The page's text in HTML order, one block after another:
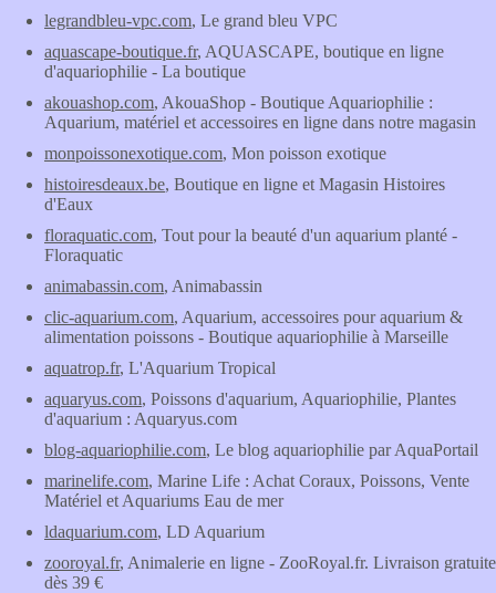
legrandbleu-vpc.com, Le grand bleu VPC
aquascape-boutique.fr, AQUASCAPE, boutique en ligne
d'aquariophilie - La boutique
akouashop.com, AkouaShop - Boutique Aquariophilie :
Aquarium, matériel et accessoires en ligne dans notre magasin
monpoissonexotique.com, Mon poisson exotique
histoiresdeaux.be, Boutique en ligne et Magasin Histoires
d'Eaux
floraquatic.com, Tout pour la beauté d'un aquarium planté -
Floraquatic
animabassin.com, Animabassin
clic-aquarium.com, Aquarium, accessoires pour aquarium &
alimentation poissons - Boutique aquariophilie à Marseille
aquatrop.fr, L'Aquarium Tropical
aquaryus.com, Poissons d'aquarium, Aquariophilie, Plantes
d'aquarium : Aquaryus.com
blog-aquariophilie.com, Le blog aquariophilie par AquaPortail
marinelife.com, Marine Life : Achat Coraux, Poissons, Vente
Matériel et Aquariums Eau de mer
ldaquarium.com, LD Aquarium
zooroyal.fr, Animalerie en ligne - ZooRoyal.fr. Livraison gratuite
dès 39 €